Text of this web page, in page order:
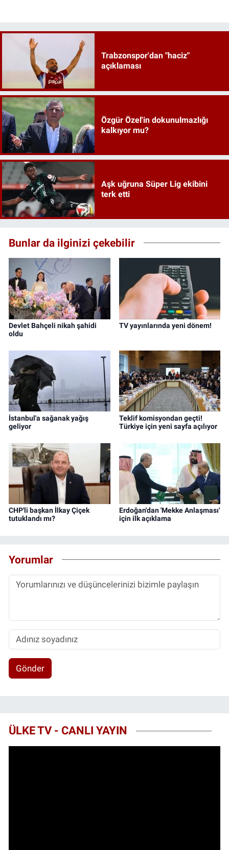
Trabzonspor'dan "haciz"
açıklaması
Özgür Özel'in dokunulmazlığı
kalkıyor mu?
Aşk uğruna Süper Lig ekibini
terk etti
Bunlar da ilginizi çekebilir
Devlet Bahçeli nikah şahidi
oldu
TV yayınlarında yeni dönem!
İstanbul'a sağanak yağış
geliyor
Teklif komisyondan geçti!
Türkiye için yeni sayfa açılıyor
CHP'li başkan İlkay Çiçek
tutuklandı mı?
Erdoğan'dan 'Mekke Anlaşması'
için ilk açıklama
Yorumlar
Gönder
ÜLKE TV - CANLI YAYIN